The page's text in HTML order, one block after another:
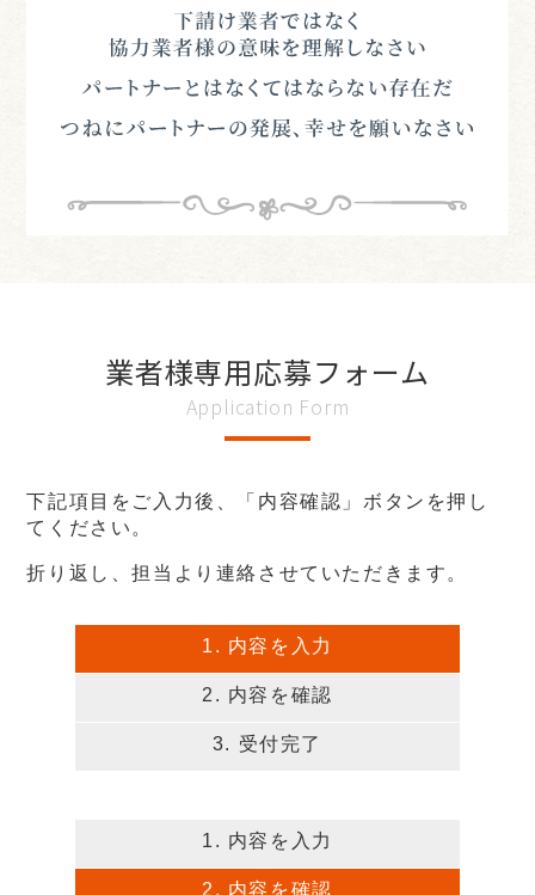
業者様専用応募フォーム
下記項目をご入力後、「内容確認」ボタンを押し
てください。
折り返し、担当より連絡させていただきます。
1. 内容を入力
2. 内容を確認
3. 受付完了
1. 内容を入力
2. 内容を確認